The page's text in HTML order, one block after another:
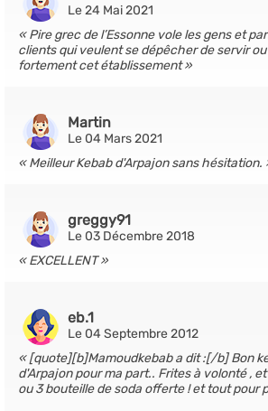
Le 24 Mai 2021
Pire grec de l’Essonne vole les gens et
clients qui veulent se dépêcher de servir
fortement cet établissement
Martin
Le 04 Mars 2021
Meilleur Kebab d'Arpajon sans hésitation.
greggy91
Le 03 Décembre 2018
EXCELLENT
eb.1
Le 04 Septembre 2012
[quote][b]Mamoudkebab a dit :[/b] Bon
d'Arpajon pour ma part.. Frites à volonté ,
ou 3 bouteille de soda offerte ! et tout pour